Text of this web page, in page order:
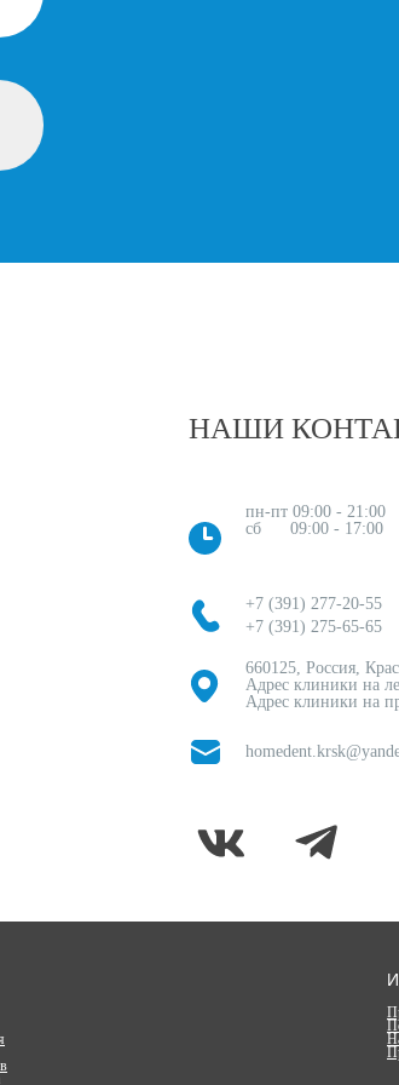
НАШИ
пн-пт 09:00 - 21:00
сб 09:00 - 17:00
+7 (391) 277-20-55
+7 (391) 275-65-65
660125, Россия,
Адрес клиники на
Адрес клиники на